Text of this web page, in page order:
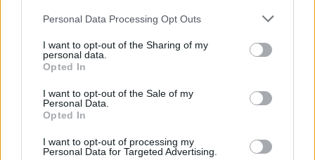
Personal Data Processing Opt Outs
I want to opt-out of the Sharing of my
personal data.
Opted In
I want to opt-out of the Sale of my
Personal Data.
Opted In
I want to opt-out of processing my
Personal Data for Targeted Advertising.
stevige onderhandelingspositie van Feyenoord
Feyenoord geeft met Zechiël duidelijk
transfersignaal
Staf Van Bronckhorst rond: nu nog de selectie
Feyenoord lost met nieuwe controleur direct